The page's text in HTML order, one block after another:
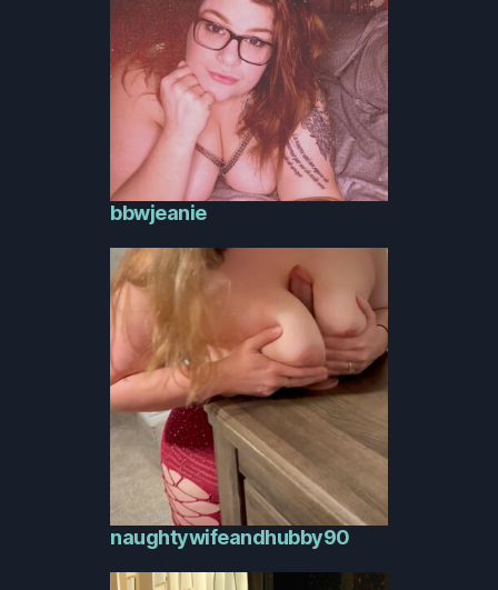
bbwjeanie
naughtywifeandhubby90